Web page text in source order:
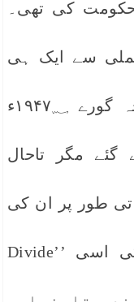
کی تھی۔
سے ایک ہی
ملک کے دو ٹکڑے کردئیے۔اگرچہ گورے ۱۹۴۷؁ء
گئے مگر تاحال
طور پر ان کی
حکومت جاری ہے۔انگریزوں کی اسی ’’Divide